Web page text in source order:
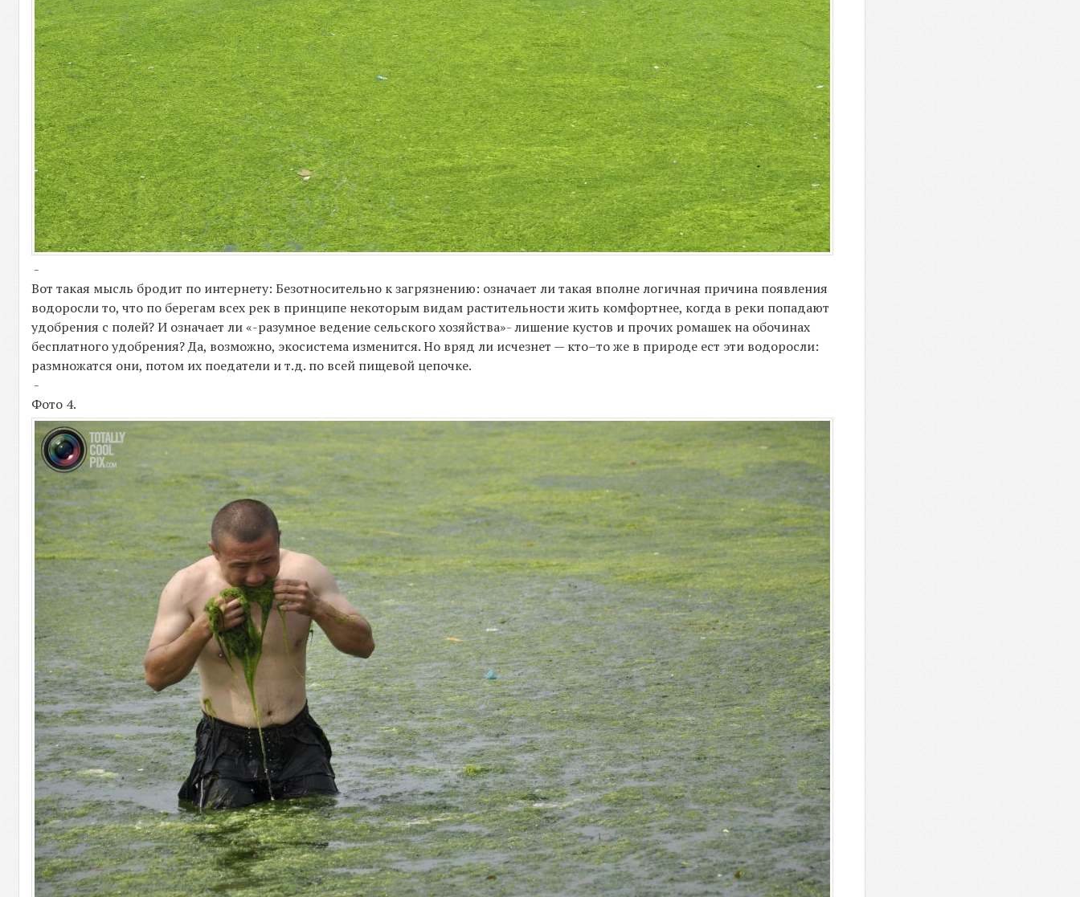
-
Вот такая мысль бродит по интернету: Безотносительно к загрязнению: означает ли такая вполне логичная причина появления
водоросли то, что по берегам всех рек в принципе некоторым видам растительности жить комфортнее, когда в реки попадают
удобрения с полей? И означает ли «-разумное ведение сельского хозяйства»- лишение кустов и прочих ромашек на обочинах
бесплатного удобрения? Да, возможно, экосистема изменится. Но вряд ли исчезнет — кто–то же в природе ест эти водоросли:
размножатся они, потом их поедатели и т.д. по всей пищевой цепочке.
-
Фото 4.